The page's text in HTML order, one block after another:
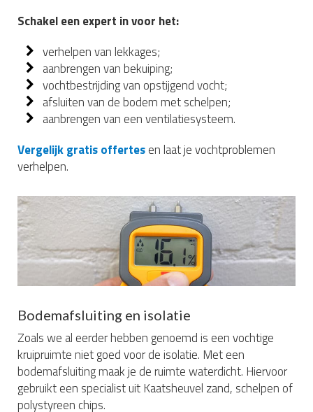
Schakel een expert in voor het:
verhelpen van lekkages;
aanbrengen van bekuiping;
vochtbestrijding van opstijgend vocht;
afsluiten van de bodem met schelpen;
aanbrengen van een ventilatiesysteem.
Vergelijk gratis offertesen laat je vochtproblemen
verhelpen.
Bodemafsluiting en isolatie
Zoals we al eerder hebben genoemd is een vochtige
kruipruimte niet goed voor de isolatie. Met een
bodemafsluiting maak je de ruimte waterdicht. Hiervoor
gebruikt een specialist uit Kaatsheuvel zand, schelpen of
polystyreen chips.